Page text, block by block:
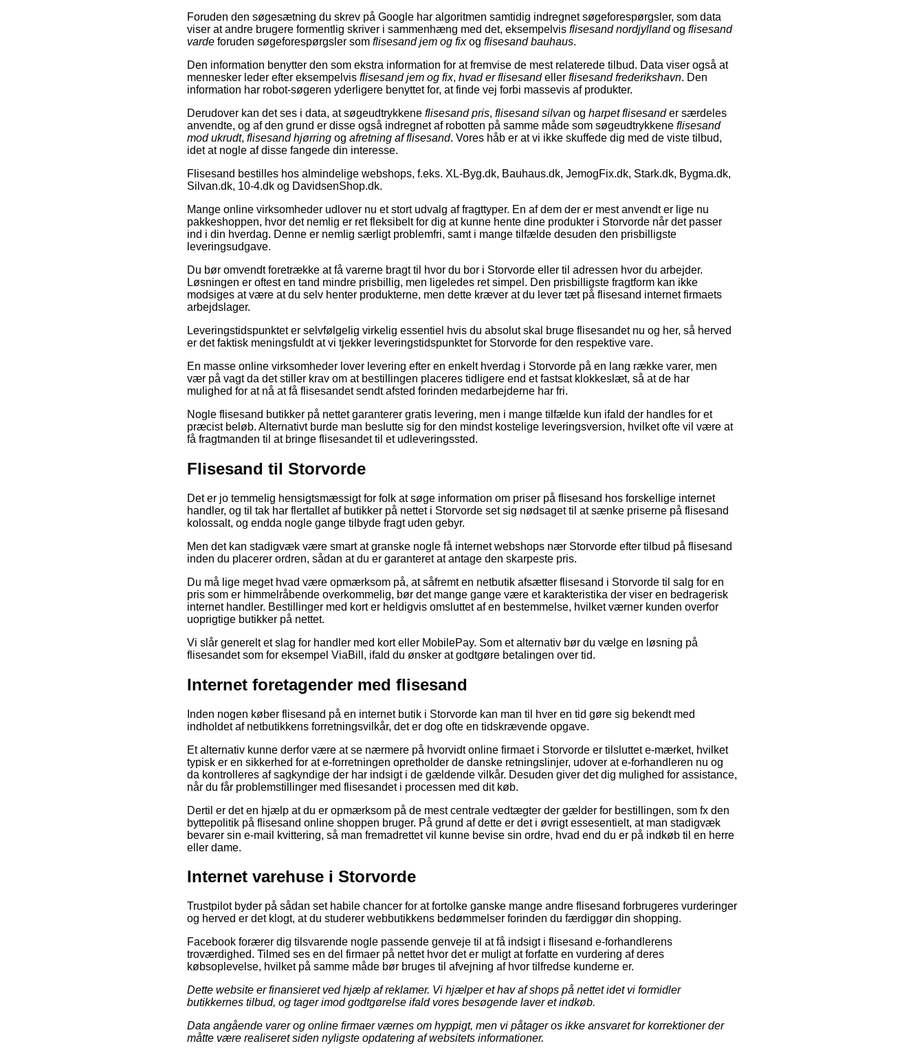
Foruden den søgesætning du skrev på Google har algoritmen samtidig indregnet søgeforespørgsler, som data
viser at andre brugere formentlig skriver i sammenhæng med det, eksempelvis flisesand nordjyllandog flisesand
varde foruden søgeforespørgsler som flisesand jem og fixog flisesand bauhaus.
Den information benytter den som ekstra information for at fremvise de mest relaterede tilbud. Data viser også at
mennesker leder efter eksempelvis flisesand jem og fix, hvad er flisesandeller flisesand frederikshavn. Den
information har robot-søgeren yderligere benyttet for, at finde vej forbi massevis af produkter.
Derudover kan det ses i data, at søgeudtrykkene flisesand pris, flisesand silvan og harpet flisesander særdeles
anvendte, og af den grund er disse også indregnet af robotten på samme måde som søgeudtrykkene flisesand
mod ukrudt, flisesand hjørring og afretning af flisesand. Vores håb er at vi ikke skuffede dig med de viste tilbud,
idet at nogle af disse fangede din interesse.
Flisesand bestilles hos almindelige webshops, f.eks. XL-Byg.dk, Bauhaus.dk, JemogFix.dk, Stark.dk, Bygma.dk,
Silvan.dk, 10-4.dk og DavidsenShop.dk.
Mange online virksomheder udlover nu et stort udvalg af fragttyper. En af dem der er mest anvendt er lige nu
pakkeshoppen, hvor det nemlig er ret fleksibelt for dig at kunne hente dine produkter i Storvorde når det passer
ind i din hverdag. Denne er nemlig særligt problemfri, samt i mange tilfælde desuden den prisbilligste
leveringsudgave.
Du bør omvendt foretrække at få varerne bragt til hvor du bor i Storvorde eller til adressen hvor du arbejder.
Løsningen er oftest en tand mindre prisbillig, men ligeledes ret simpel. Den prisbilligste fragtform kan ikke
modsiges at være at du selv henter produkterne, men dette kræver at du lever tæt på flisesand internet firmaets
arbejdslager.
Leveringstidspunktet er selvfølgelig virkelig essentiel hvis du absolut skal bruge flisesandet nu og her, så herved
er det faktisk meningsfuldt at vi tjekker leveringstidspunktet for Storvorde for den respektive vare.
En masse online virksomheder lover levering efter en enkelt hverdag i Storvorde på en lang række varer, men
vær på vagt da det stiller krav om at bestillingen placeres tidligere end et fastsat klokkeslæt, så at de har
mulighed for at nå at få flisesandet sendt afsted forinden medarbejderne har fri.
Nogle flisesand butikker på nettet garanterer gratis levering, men i mange tilfælde kun ifald der handles for et
præcist beløb. Alternativt burde man beslutte sig for den mindst kostelige leveringsversion, hvilket ofte vil være at
få fragtmanden til at bringe flisesandet til et udleveringssted.
Flisesand til Storvorde
Det er jo temmelig hensigtsmæssigt for folk at søge information om priser på flisesand hos forskellige internet
handler, og til tak har flertallet af butikker på nettet i Storvorde set sig nødsaget til at sænke priserne på flisesand
kolossalt, og endda nogle gange tilbyde fragt uden gebyr.
Men det kan stadigvæk være smart at granske nogle få internet webshops nær Storvorde efter tilbud på flisesand
inden du placerer ordren, sådan at du er garanteret at antage den skarpeste pris.
Du må lige meget hvad være opmærksom på, at såfremt en netbutik afsætter flisesand i Storvorde til salg for en
pris som er himmelråbende overkommelig, bør det mange gange være et karakteristika der viser en bedragerisk
internet handler. Bestillinger med kort er heldigvis omsluttet af en bestemmelse, hvilket værner kunden overfor
uoprigtige butikker på nettet.
Vi slår generelt et slag for handler med kort eller MobilePay. Som et alternativ bør du vælge en løsning på
flisesandet som for eksempel ViaBill, ifald du ønsker at godtgøre betalingen over tid.
Internet foretagender med flisesand
Inden nogen køber flisesand på en internet butik i Storvorde kan man til hver en tid gøre sig bekendt med
indholdet af netbutikkens forretningsvilkår, det er dog ofte en tidskrævende opgave.
Et alternativ kunne derfor være at se nærmere på hvorvidt online firmaet i Storvorde er tilsluttet e-mærket, hvilket
typisk er en sikkerhed for at e-forretningen opretholder de danske retningslinjer, udover at e-forhandleren nu og
da kontrolleres af sagkyndige der har indsigt i de gældende vilkår. Desuden giver det dig mulighed for assistance,
når du får problemstillinger med flisesandet i processen med dit køb.
Dertil er det en hjælp at du er opmærksom på de mest centrale vedtægter der gælder for bestillingen, som fx den
byttepolitik på flisesand online shoppen bruger. På grund af dette er det i øvrigt essesentielt, at man stadigvæk
bevarer sin e-mail kvittering, så man fremadrettet vil kunne bevise sin ordre, hvad end du er på indkøb til en herre
eller dame.
Internet varehuse i Storvorde
Trustpilot byder på sådan set habile chancer for at fortolke ganske mange andre flisesand forbrugeres vurderinger
og herved er det klogt, at du studerer webbutikkens bedømmelser forinden du færdiggør din shopping.
Facebook forærer dig tilsvarende nogle passende genveje til at få indsigt i flisesand e-forhandlerens
troværdighed. Tilmed ses en del firmaer på nettet hvor det er muligt at forfatte en vurdering af deres
købsoplevelse, hvilket på samme måde bør bruges til afvejning af hvor tilfredse kunderne er.
Dette website er finansieret ved hjælp af reklamer. Vi hjælper et hav af shops på nettet idet vi formidler
butikkernes tilbud, og tager imod godtgørelse ifald vores besøgende laver et indkøb.
Data angående varer og online firmaer værnes om hyppigt, men vi påtager os ikke ansvaret for korrektioner der
måtte være realiseret siden nyligste opdatering af websitets informationer.